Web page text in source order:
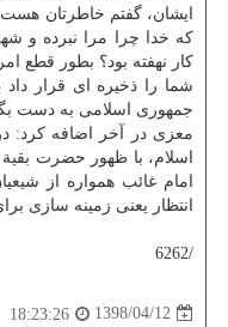
ایشان، گفتم خاطرتان هست
كه خدا چرا مرا نبرده و
كار نهفته بود؟ بطور قطع
شما را ذخیره ای قرار
جمهوری اسلامی به دست
معزی در آخر اضافه كرد:
اسلام، با ظهور حضرت
امام غائب همواره از
انتظار یعنی زمینه
/6262
1398/04/12
18:23:26